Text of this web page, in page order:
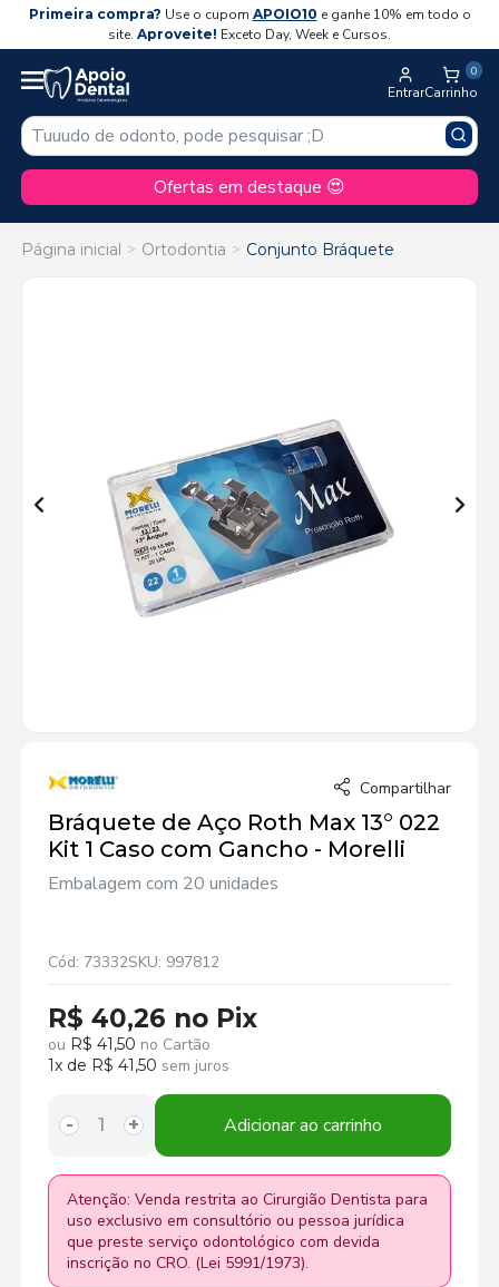
Primeira compra? Use o cupom APOIO10 e ganhe 10% em todo o
site. Aproveite! Exceto Day, Week e Cursos.
Entrar
0
Carrinho
Ofertas em destaque 😍
Página inicial Ortodontia Conjunto Bráquete
Compartilhar
Bráquete de Aço Roth Max 13° 022
Kit 1 Caso com Gancho - Morelli
Embalagem com 20 unidades
Cód: 73332SKU: 997812
R$ 40,26 no Pix
ou R$ 41,50 no Cartão
1x de R$ 41,50 sem juros
- + Adicionar ao carrinho
Atenção: Venda restrita ao Cirurgião Dentista para
uso exclusivo em consultório ou pessoa jurídica
que preste serviço odontológico com devida
inscrição no CRO. (Lei 5991/1973).